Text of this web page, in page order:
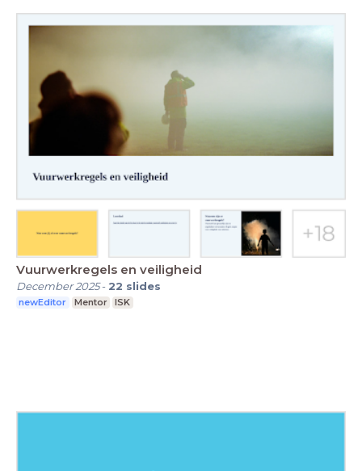
Vuurwerkregels en veiligheid
December 2025- 22 slides
newEditor Mentor ISK